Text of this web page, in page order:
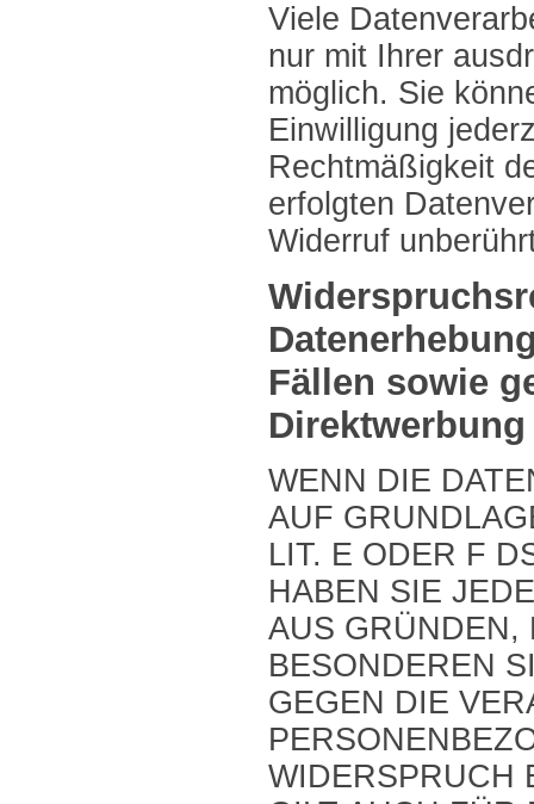
Viele
nur mit Ihrer
möglich. Sie
Einwilligung
Rechtmäßigkeit
erfolgten
Widerruf
Fällen sowie
Direktwerbung
WENN DIE
AUF
LIT. E ODER F
HABEN SIE
AUS GRÜNDEN,
BESONDEREN
GEGEN DIE
WIDERSPRUCH